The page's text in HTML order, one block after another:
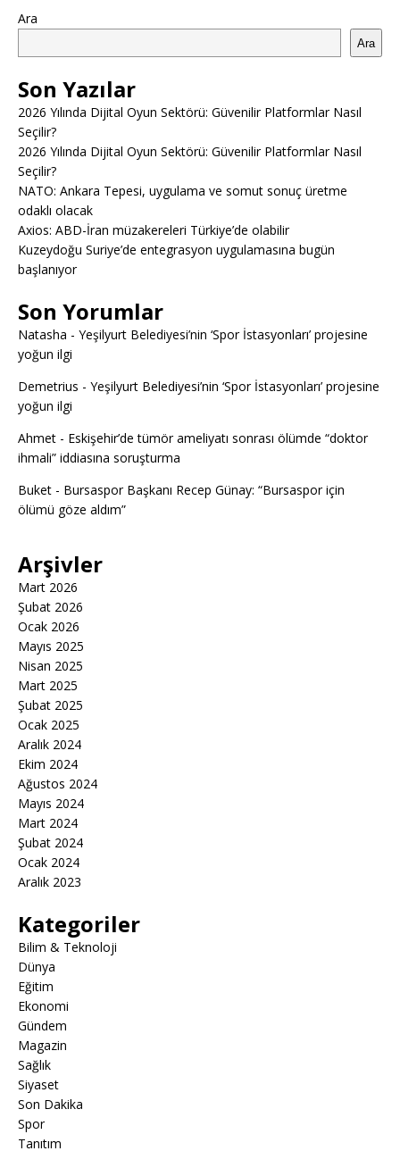
Ara
Ara
Son Yazılar
2026 Yılında Dijital Oyun Sektörü: Güvenilir Platformlar Nasıl
Seçilir?
2026 Yılında Dijital Oyun Sektörü: Güvenilir Platformlar Nasıl
Seçilir?
NATO: Ankara Tepesi, uygulama ve somut sonuç üretme
odaklı olacak
Axios: ABD-İran müzakereleri Türkiye’de olabilir
Kuzeydoğu Suriye’de entegrasyon uygulamasına bugün
başlanıyor
Son Yorumlar
Natasha - Yeşilyurt Belediyesi’nin ‘Spor İstasyonları’ projesine
yoğun ilgi
Demetrius - Yeşilyurt Belediyesi’nin ‘Spor İstasyonları’ projesine
yoğun ilgi
Ahmet - Eskişehir’de tümör ameliyatı sonrası ölümde “doktor
ihmali” iddiasına soruşturma
Buket - Bursaspor Başkanı Recep Günay: “Bursaspor için
ölümü göze aldım”
Arşivler
Mart 2026
Şubat 2026
Ocak 2026
Mayıs 2025
Nisan 2025
Mart 2025
Şubat 2025
Ocak 2025
Aralık 2024
Ekim 2024
Ağustos 2024
Mayıs 2024
Mart 2024
Şubat 2024
Ocak 2024
Aralık 2023
Kategoriler
Bilim & Teknoloji
Dünya
Eğitim
Ekonomi
Gündem
Magazin
Sağlık
Siyaset
Son Dakika
Spor
Tanıtım